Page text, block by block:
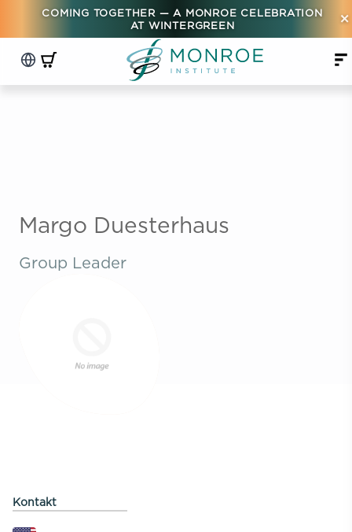
COMING TOGETHER — A MONROE CELEBRATION
AT WINTERGREEN
×
Margo Duesterhaus
Group Leader
Kontakt